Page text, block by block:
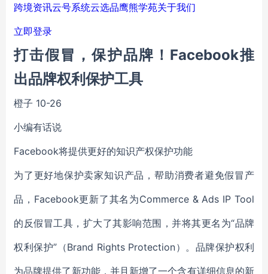
跨境资讯云号系统云选品鹰熊学苑关于我们
立即登录
打击假冒，保护品牌！Facebook推
出品牌权利保护工具
橙子 10-26
小编有话说
Facebook将提供更好的知识产权保护功能
为了更好地保护卖家知识产品，帮助消费者避免假冒产
品，Facebook更新了其名为Commerce & Ads IP Tool
的反假冒工具，扩大了其影响范围，并将其更名为“品牌
权利保护”（Brand Rights Protection）。品牌保护权利
为品牌提供了新功能，并且新增了一个含有详细信息的新